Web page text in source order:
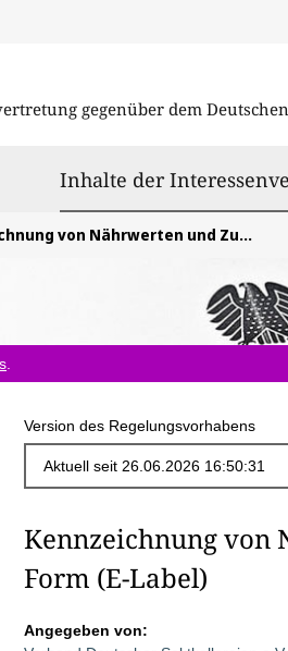
gegenüber dem
Inhalte der
Nährwerten und Zutaten in digitaler Form (E-Label)
Version des Regelungsvorhabens
Kennzeichnung von
Form (E-Label)
Angegeben von: